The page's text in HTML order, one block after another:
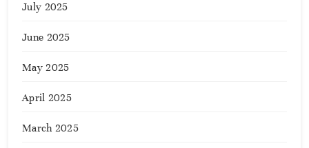
July 2025
June 2025
May 2025
April 2025
March 2025